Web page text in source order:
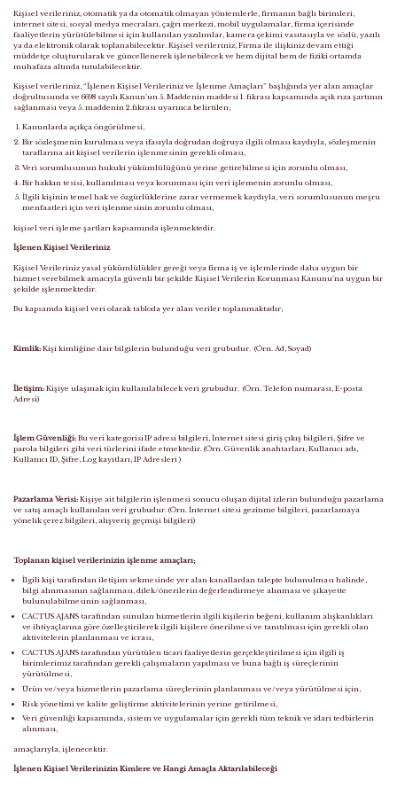
Kişisel verileriniz, otomatik ya da otomatik olmayan yöntemlerle, firmanın bağlı birimleri,
internet sitesi, sosyal medya mecraları, çağrı merkezi, mobil uygulamalar, firma içerisinde
faaliyetlerin yürütülebilmesi için kullanılan yazılımlar, kamera çekimi vasıtasıyla ve sözlü, yazılı
ya da elektronik olarak toplanabilecektir. Kişisel verileriniz, Firma ile ilişkiniz devam ettiği
müddetçe oluşturularak ve güncellenerek işlenebilecek ve hem dijital hem de fiziki ortamda
muhafaza altında tutulabilecektir.
Kişisel verileriniz, “İşlenen Kişisel Verileriniz ve İşlenme Amaçları” başlığında yer alan amaçlar
doğrultusunda ve 6698 sayılı Kanun’un 5. Maddenin maddesi 1. fıkrası kapsamında açık rıza şartının
sağlanması veya 5. maddenin 2.fıkrası uyarınca belirtilen;
Kanunlarda açıkça öngörülmesi,
Bir sözleşmenin kurulması veya ifasıyla doğrudan doğruya ilgili olması kaydıyla, sözleşmenin
taraflarına ait kişisel verilerin işlenmesinin gerekli olması,
Veri sorumlusunun hukuki yükümlülüğünü yerine getirebilmesi için zorunlu olması,
Bir hakkın tesisi, kullanılması veya korunması için veri işlemenin zorunlu olması,
İlgili kişinin temel hak ve özgürlüklerine zarar vermemek kaydıyla, veri sorumlusunun meşru
menfaatleri için veri işlenmesinin zorunlu olması,
kişisel veri işleme şartları kapsamında işlenmektedir.
İşlenen Kişisel Verileriniz
Kişisel Verileriniz yasal yükümlülükler gereği veya firma iş ve işlemlerinde daha uygun bir
hizmet verebilmek amacıyla güvenli bir şekilde Kişisel Verilerin Korunması Kanunu’na uygun bir
şekilde işlenmektedir.
Bu kapsamda kişisel veri olarak tabloda yer alan veriler toplanmaktadır;
Kimlik: Kişi kimliğine dair bilgilerin bulunduğu veri grubudur. (Örn. Ad, Soyad)
İletişim: Kişiye ulaşmak için kullanılabilecek veri grubudur. (Örn. Telefon numarası, E-posta
Adresi)
İşlem Güvenliği: Bu veri kategorisi IP adresi bilgileri, İnternet sitesi giriş çıkış bilgileri, Şifre ve
parola bilgileri gibi veri türlerini ifade etmektedir. (Örn. Güvenlik anahtarları, Kullanıcı adı,
Kullanıcı ID, Şifre, Log kayıtları, IP Adresleri )
Pazarlama Verisi: Kişiye ait bilgilerin işlenmesi sonucu oluşan dijital izlerin bulunduğu pazarlama
ve satış amaçlı kullanılan veri grubudur. (Örn. İnternet sitesi gezinme bilgileri, pazarlamaya
yönelik çerez bilgileri, alışveriş geçmişi bilgileri)
Toplanan kişisel verilerinizin işlenme amaçları;
İlgili kişi tarafından iletişim sekmesinde yer alan kanallardan talepte bulunulması halinde,
bilgi alınmasının sağlanması, dilek/önerilerin değerlendirmeye alınması ve şikayette
bulunulabilmesinin sağlanması,
CACTUS AJANS tarafından sunulan hizmetlerin ilgili kişilerin beğeni, kullanım alışkanlıkları
ve ihtiyaçlarına göre özelleştirilerek ilgili kişilere önerilmesi ve tanıtılması için gerekli olan
aktivitelerin planlanması ve icrası,
CACTUS AJANS tarafından yürütülen ticari faaliyetlerin gerçekleştirilmesi için ilgili iş
birimlerimiz tarafından gerekli çalışmaların yapılması ve buna bağlı iş süreçlerinin
yürütülmesi,
Ürün ve/veya hizmetlerin pazarlama süreçlerinin planlanması ve/veya yürütülmesi için,
Risk yönetimi ve kalite geliştirme aktivitelerinin yerine getirilmesi,
Veri güvenliği kapsamında, sistem ve uygulamalar için gerekli tüm teknik ve idari tedbirlerin
alınması,
amaçlarıyla, işlenecektir.
İşlenen Kişisel Verilerinizin Kimlere ve Hangi Amaçla Aktarılabileceği